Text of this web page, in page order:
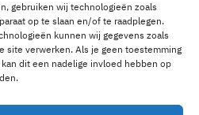
gebruiken wij technologieën zoals
op te slaan en/of te raadplegen.
kunnen wij gegevens zoals
site verwerken. Als je geen toestemming
dit een nadelige invloed hebben op